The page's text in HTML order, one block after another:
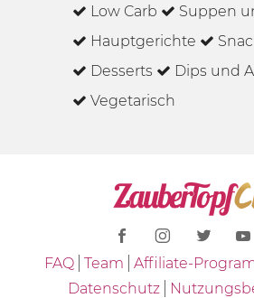
Low Carb
Suppen
Hauptgerichte
Desserts
Dips und
Vegetarisch
FAQ Team Affiliate-
Datenschutz